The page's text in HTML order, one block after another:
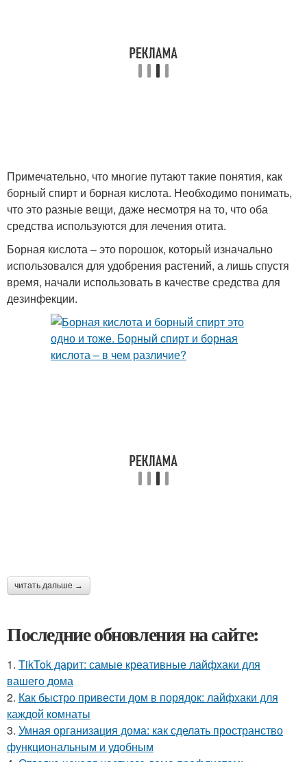
Примечательно, что многие путают такие понятия, как
борный спирт и борная кислота. Необходимо понимать,
что это разные вещи, даже несмотря на то, что оба
средства используются для лечения отита.
Борная кислота – это порошок, который изначально
использовался для удобрения растений, а лишь спустя
время, начали использовать в качестве средства для
дезинфекции.
читать дальше →
Последние обновления на сайте:
1. TikTok дарит: самые креативные лайфхаки для
вашего дома
2. Как быстро привести дом в порядок: лайфхаки для
каждой комнаты
3. Умная организация дома: как сделать пространство
функциональным и удобным